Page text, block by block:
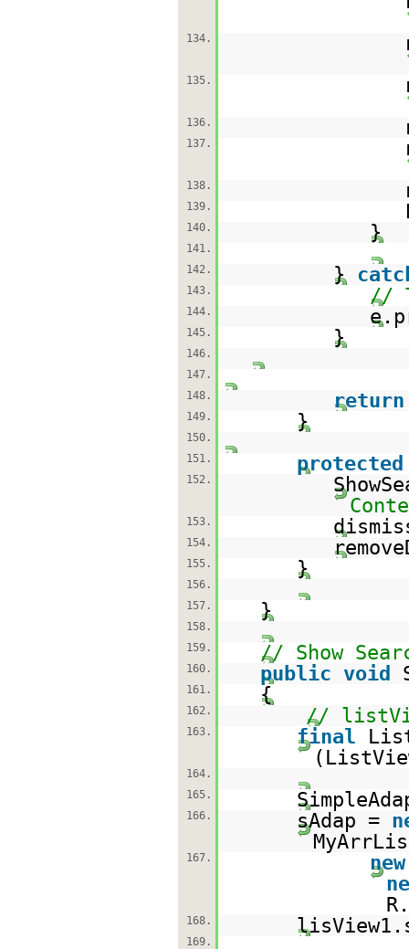
134.
135.
136.
137.
138.
139.
140. }
141.
142.
}
143. //
144.
145. }
146.
147.
148.
return
149. }
150.
151.
protected
152.
153.
154.
155. }
156.
157.
}
158.
159.
// Show
160. public void
161. {
162. //
163. final
164.
165.
166. sAdap =
167.
new
168.
169.